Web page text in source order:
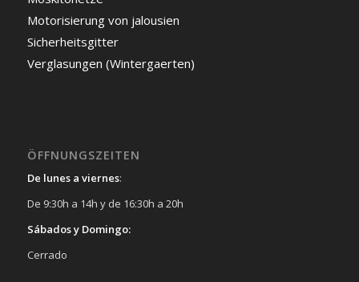
Motorisierung von jalousien
Sicherheitsgitter
Verglasungen (Wintergaerten)
ÖFFNUNGSZEITEN
De lunes a viernes:
De 9:30h a 14h y de 16:30h a 20h
Sábados y Domingo:
Cerrado